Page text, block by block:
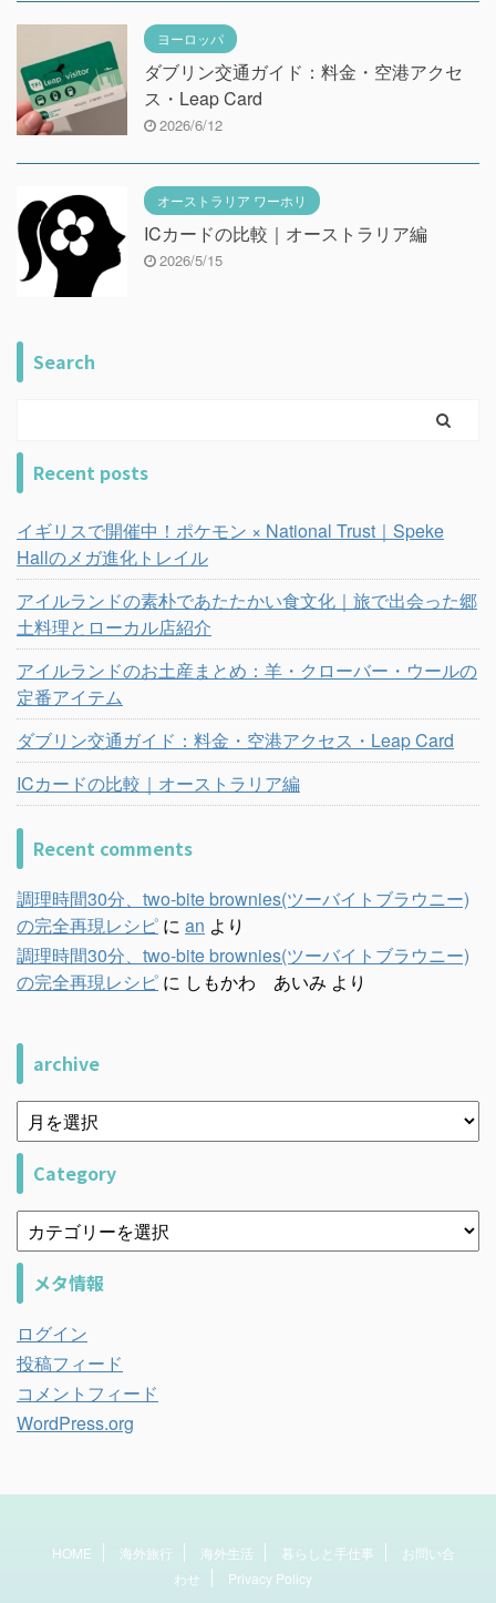
ヨーロッパ
ダブリン交通ガイド：料金・空港アクセ
ス・Leap Card
2026/6/12
オーストラリア ワーホリ
ICカードの比較｜オーストラリア編
2026/5/15
Search
Recent posts
イギリスで開催中！ポケモン × National Trust｜Speke
Hallのメガ進化トレイル
アイルランドの素朴であたたかい食文化｜旅で出会った郷
土料理とローカル店紹介
アイルランドのお土産まとめ：羊・クローバー・ウールの
定番アイテム
ダブリン交通ガイド：料金・空港アクセス・Leap Card
ICカードの比較｜オーストラリア編
Recent comments
調理時間30分、two-bite brownies(ツーバイトブラウニー)
の完全再現レシピ に an より
調理時間30分、two-bite brownies(ツーバイトブラウニー)
の完全再現レシピ に しもかわ あいみ より
archive
Category
メタ情報
ログイン
投稿フィード
コメントフィード
WordPress.org
HOME 海外旅行 海外生活 暮らしと手仕事
お問い合
わせ
Privacy Policy